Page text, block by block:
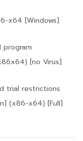
x64 [Windows]
program
[no Virus]
trial restrictions
(x86-x64) [Full]